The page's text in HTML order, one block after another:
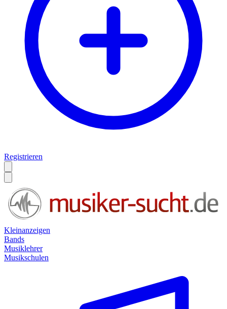
Registrieren
Kleinanzeigen
Bands
Musiklehrer
Musikschulen